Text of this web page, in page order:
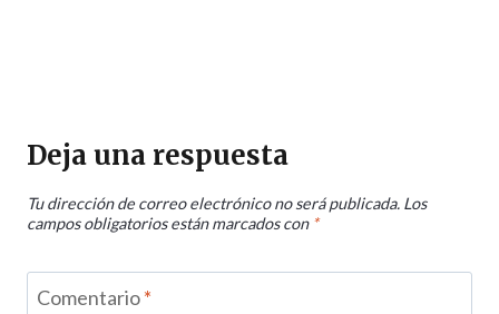
Deja una respuesta
Tu dirección de correo electrónico no será publicada. Los
campos obligatorios están marcados con *
Comentario*